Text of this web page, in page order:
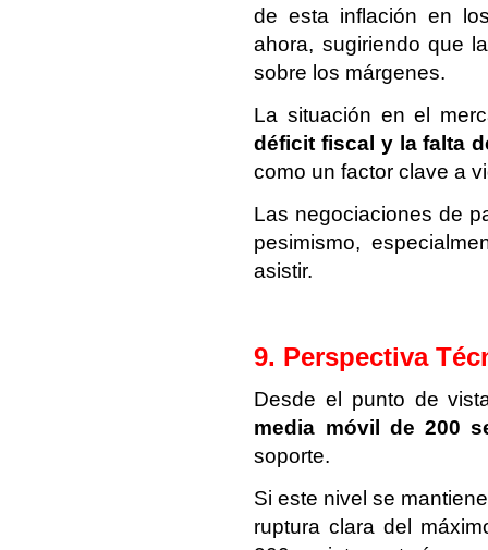
de esta inflación en
ahora, sugiriendo que
sobre los márgenes.
La situación en el
déficit fiscal y la falta
como un factor clave a
Las negociaciones de
pesimismo,
asistir.
9. Perspectiva
Desde el punto de
media móvil de 200
soporte.
Si este nivel se
ruptura clara del